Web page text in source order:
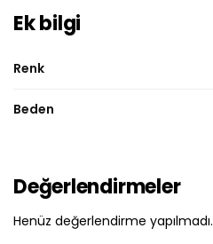
Ek bilgi
Renk
Beden
Değerlendirmeler
Henüz değerlendirme yapılmadı.